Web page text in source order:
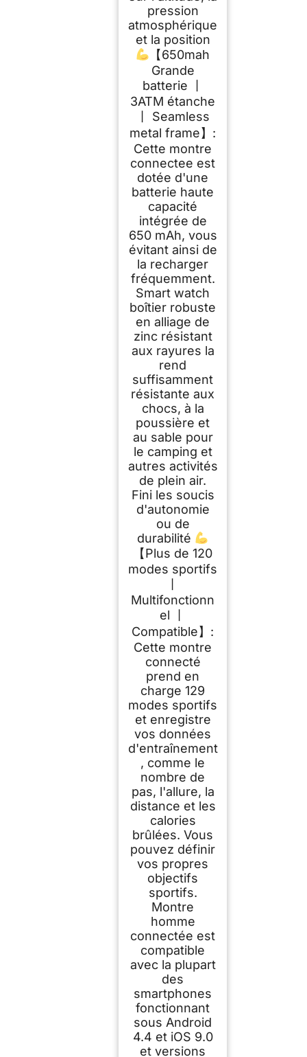
pression
atmosphérique
et la position
【650mah
Grande
batterie 丨
3ATM étanche
丨 Seamless
metal frame】:
Cette montre
connectee est
dotée d'une
batterie haute
capacité
intégrée de
650 mAh, vous
évitant ainsi de
la recharger
fréquemment.
Smart watch
boîtier robuste
en alliage de
zinc résistant
aux rayures la
rend
suffisamment
résistante aux
chocs, à la
poussière et
au sable pour
le camping et
autres activités
de plein air.
Fini les soucis
d'autonomie
ou de
durabilité
【Plus de 120
modes sportifs
丨
Multifonctionn
el 丨
Compatible】:
Cette montre
connecté
prend en
charge 129
modes sportifs
et enregistre
vos données
d'entraînement
, comme le
nombre de
pas, l'allure, la
distance et les
calories
brûlées. Vous
pouvez définir
vos propres
objectifs
sportifs.
Montre
homme
connectée est
compatible
avec la plupart
des
smartphones
fonctionnant
sous Android
4.4 et iOS 9.0
et versions